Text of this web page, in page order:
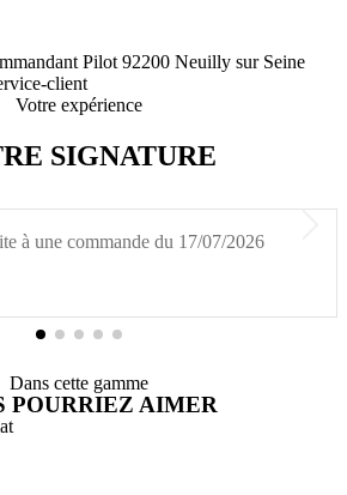
Pilot 92200 Neuilly sur Seine
client
Votre expérience
SIGNATURE
à une commande du 17/07/2026
Dans cette gamme
POURRIEZ AIMER